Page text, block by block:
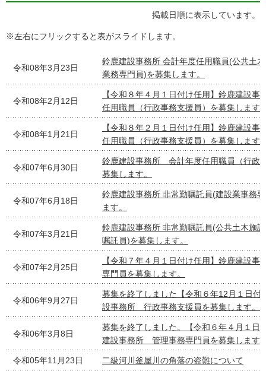
掲載日順に表示しています。
※左右にフリックすると表がスライドします。
令和08年3月23日
鈴鹿建設事務所 会計年度任用職員(公共土
業務専門員)を募集します。
令和08年2月12日
【令和８年４月１日付け任用】鈴鹿建設
任用職員（行政事務支援員）を募集します
令和08年1月21日
【令和８年２月１日付け任用】鈴鹿建設
任用職員（行政事務支援員）を募集します
令和07年6月30日
鈴鹿建設事務所 会計年度任用職員（行政
募集します。
令和07年6月18日
鈴鹿建設事務所 非常勤嘱託員(建設業事務
ます。
令和07年3月21日
鈴鹿建設事務所 非常勤嘱託員(公共土木施
嘱託員)を募集します。
令和07年2月25日
【令和７年４月１日付け任用】鈴鹿建設
専門員を募集します。
令和06年9月27日
募集を終了しました【令和６年12月１日付
設事務所 行政事務支援員を募集します。
令和06年3月8日
募集を終了しました。【令和６年４月１日
建設事務所 管理事務専門員を募集します
令和05年11月23日 二級河川釜屋川の角落の盗難について